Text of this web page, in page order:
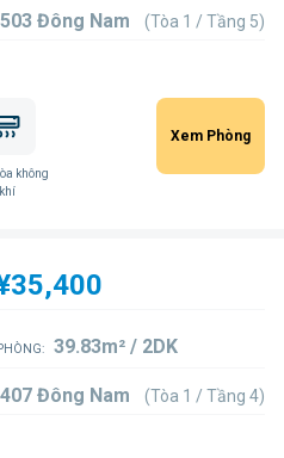
Đông Nam (Tòa 1 / Tầng 5)
không
khí
Xem Phòng
39.83m² / 2DK
Đông Nam (Tòa 1 / Tầng 4)